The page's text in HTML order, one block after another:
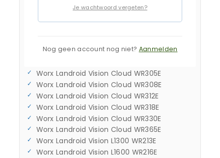
Worx Landroid S WR130
Worx Landroid Vision Cloud 4WD WR344E
Worx Landroid Vision Cloud WR305E
Worx Landroid Vision Cloud WR308E
Worx Landroid Vision Cloud WR312E
Worx Landroid Vision Cloud WR318E
Worx Landroid Vision Cloud WR330E
Worx Landroid Vision Cloud WR365E
Worx Landroid Vision L1300 WR213E
Worx Landroid Vision L1600 WR216E
Je wachtwoord vergeten?
Nog geen account nog niet? Aanmelden